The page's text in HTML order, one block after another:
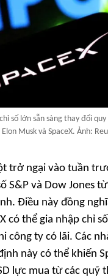
số lớn sẵn sàng thay đổi
Elon Musk và SpaceX. Ảnh:
trở ngại vào tuần
S&P và Dow Jones
Điều này đồng
có thể gia nhập chỉ
công ty có lãi. Các
này có thể khiến
lực mua từ các quỹ